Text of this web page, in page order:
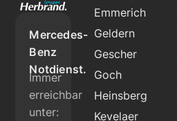
Mercedes-
Benz
Notdienst.
Immer
erreichbar
unter:
Emmerich
Geldern
Gescher
Goch
Heinsberg
Kevelaer